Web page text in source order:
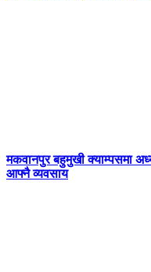
मकवानपुर बहुमुखी क्याम्पसमा
आफ्नै व्यवसाय